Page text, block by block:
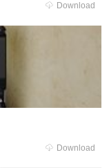
Download
Download